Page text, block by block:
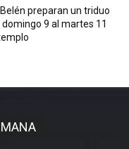
preparan un triduo
9 al martes 11